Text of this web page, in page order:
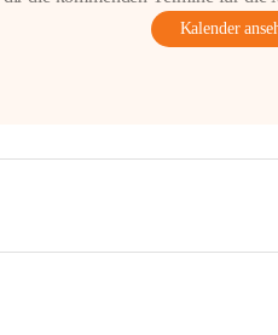
Kalender